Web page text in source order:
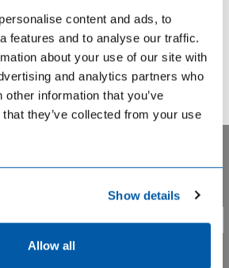
content and ads, to
features and to analyse our traffic.
about your use of our site with
and analytics partners who
information that you’ve
they’ve collected from your use
Show details
Allow all
studi di convalida supportano le
del test*
alla normativa IVD per la
e alla Certificazione ISO 13485:2016
gestione della Qualità.
. Reduction of faecal
doi: 10.1111/apt.15251 .
across our pages, and we take your
Please confirm you are agree.
Yes
No